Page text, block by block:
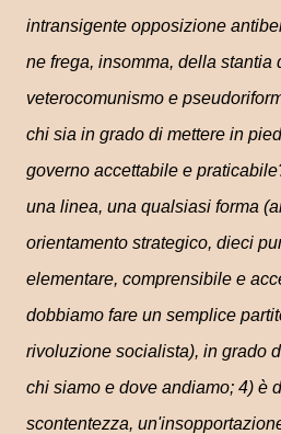
intransigente opposizione
ne frega, insomma, della stantia
veterocomunismo e
chi sia in grado di mettere in
governo accettabile e
una linea, una qualsiasi forma
orientamento strategico, dieci
elementare, comprensibile e
dobbiamo fare un semplice
rivoluzione socialista), in grado
chi siamo e dove andiamo; 4) è
scontentezza,